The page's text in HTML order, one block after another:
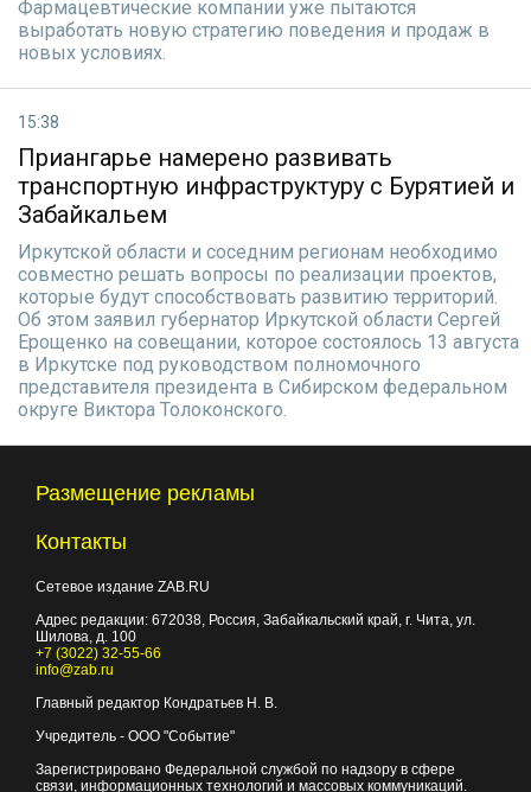
Фармацевтические компании уже пытаются
выработать новую стратегию поведения и продаж в
новых условиях.
15:38
Приангарье намерено развивать
транспортную инфраструктуру с Бурятией и
Забайкальем
Иркутской области и соседним регионам необходимо
совместно решать вопросы по реализации проектов,
которые будут способствовать развитию территорий.
Об этом заявил губернатор Иркутской области Сергей
Ерощенко на совещании, которое состоялось 13 августа
в Иркутске под руководством полномочного
представителя президента в Сибирском федеральном
округе Виктора Толоконского.
Размещение рекламы
Контакты
Сетевое издание ZAB.RU
Адрес редакции: 672038, Россия, Забайкальский край, г. Чита, ул.
Шилова, д. 100
+7 (3022) 32-55-66
info@zab.ru
Главный редактор Кондратьев Н. В.
Учредитель - ООО "Событие"
Зарегистрировано Федеральной службой по надзору в сфере
связи, информационных технологий и массовых коммуникаций.